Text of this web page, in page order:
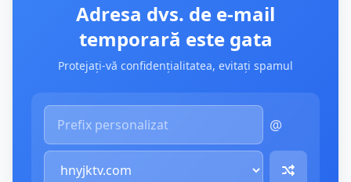
Adresa dvs. de e-mail
temporară este gata
Protejați-vă confidențialitatea, evitați spamul
@